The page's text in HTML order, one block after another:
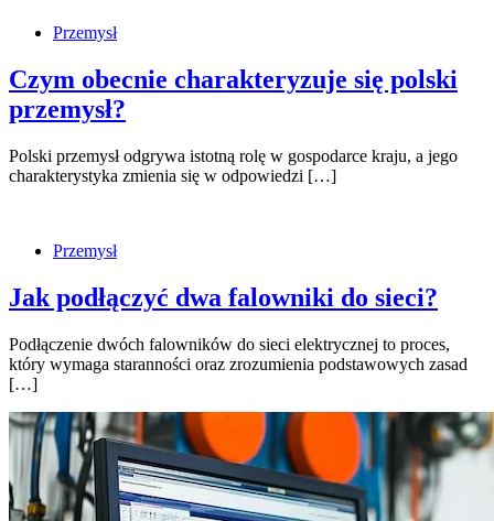
Przemysł
Czym obecnie charakteryzuje się polski
przemysł?
Polski przemysł odgrywa istotną rolę w gospodarce kraju, a jego
charakterystyka zmienia się w odpowiedzi […]
Przemysł
Jak podłączyć dwa falowniki do sieci?
Podłączenie dwóch falowników do sieci elektrycznej to proces,
który wymaga staranności oraz zrozumienia podstawowych zasad
[…]